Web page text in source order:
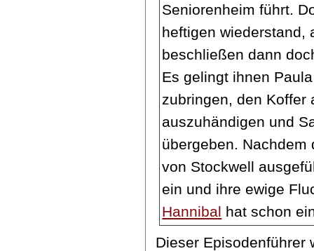
Seniorenheim führt.
heftigen wiederstand,
beschließen dann
Es gelingt ihnen
zubringen, den Koffer
auszuhändigen und
übergeben. Nachdem
von Stockwell
ein und ihre ewige
Hannibal hat schon
Dieser Episodenführer